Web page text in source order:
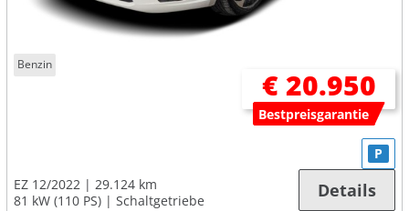
Benzin
€ 20.950
Bestpreisgarantie
EZ 12/2022
29.124 km
81 kW (110 PS)
Schaltgetriebe
P
Details